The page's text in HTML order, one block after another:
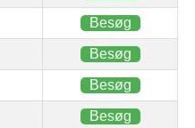
Besøg
Besøg
Besøg
Besøg